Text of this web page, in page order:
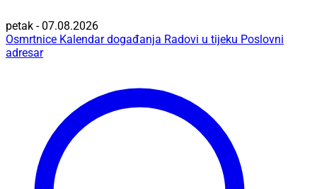
petak - 07.08.2026
Osmrtnice Kalendar događanja Radovi u tijeku Poslovni
adresar